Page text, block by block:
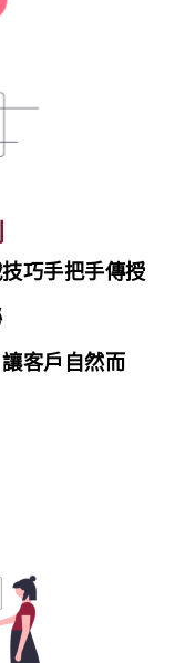
巧手把手傳授
讓客戶自然而